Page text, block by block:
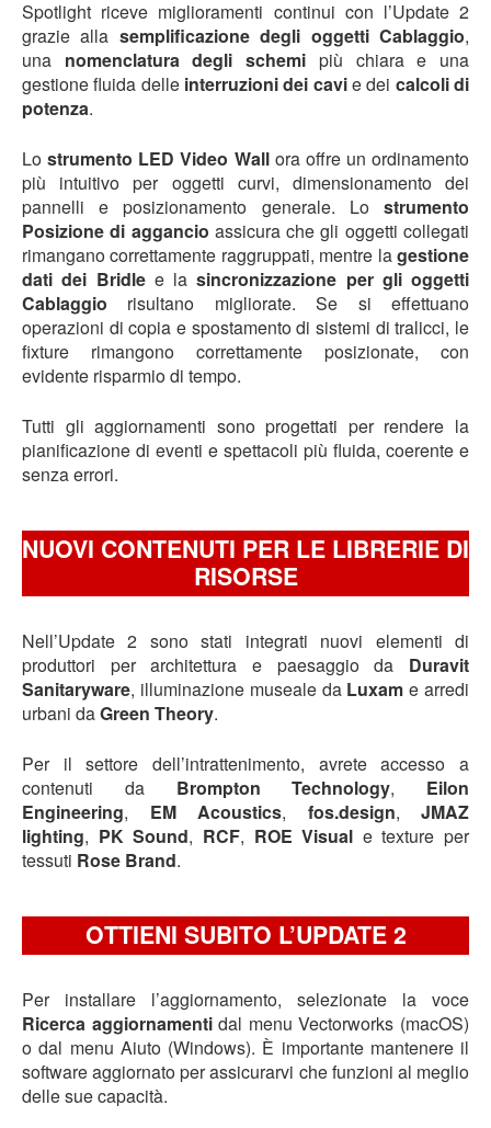
Spotlight riceve miglioramenti continui con l’Update 2
grazie alla semplificazione degli oggetti Cablaggio,
una nomenclatura degli schemi più chiara e una
gestione fluida delle interruzioni dei cavie dei calcoli di
potenza.
Lostrumento LED Video Wallora offre un ordinamento
più intuitivo per oggetti curvi, dimensionamento dei
pannelli e posizionamento generale. Lo strumento
Posizione di aggancio assicura che gli oggetti collegati
rimangano correttamente raggruppati, mentre lagestione
dati dei Bridlee lasincronizzazione per gli oggetti
Cablaggio risultano migliorate. Se si effettuano
operazioni di copia e spostamento di sistemi di tralicci, le
fixture rimangono correttamente posizionate, con
evidente risparmio di tempo.
Tutti gli aggiornamenti sono progettati per rendere la
pianificazione di eventi e spettacoli più fluida, coerente e
senza errori.
NUOVI CONTENUTI PER LE LIBRERIE DI
RISORSE
Nell’Update 2 sono stati integrati nuovi elementi di
produttori per architettura e paesaggio da Duravit
Sanitaryware, illuminazione museale da Luxam e arredi
urbani daGreen Theory.
Per il settore dell’intrattenimento, avrete accesso a
contenuti da Brompton Technology, Eilon
Engineering, EM Acoustics, fos.design, JMAZ
lighting, PK Sound, RCF, ROE Visual e texture per
tessuti Rose Brand.
OTTIENI SUBITO L’UPDATE 2
Per installare l’aggiornamento, selezionate la voce
Ricerca aggiornamentidal menu Vectorworks (macOS)
o dal menu Aiuto (Windows). È importante mantenere il
software aggiornato per assicurarvi che funzioni al meglio
delle sue capacità.